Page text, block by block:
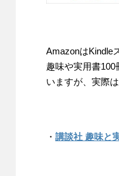
AmazonはKindle
趣味や実用書
いますが、実際
・ 講談社 趣味と